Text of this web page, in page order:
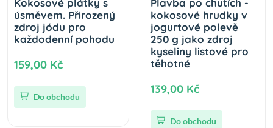
Kokosové plátky s
úsměvem. Přirozený
zdroj jódu pro
každodenní pohodu
159,00 Kč
Do obchodu
Plavba po chutích -
kokosové hrudky v
jogurtové polevě
250 g jako zdroj
kyseliny listové pro
těhotné
139,00 Kč
Do obchodu